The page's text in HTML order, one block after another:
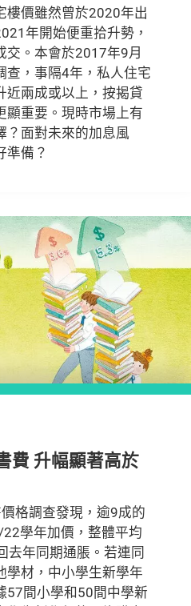
樓價雖然曾於2020年出
年開始便重拾升勢，
交。本會於2017年9月
查，事隔4年，私人住宅
近兩成或以上，按揭貸
顯重要。現時市場上有
？面對未來的加息風
準備？
高於
格調查發現，逾9成的
學年加價，整體平均
去年同期通脹。若連同
學材，中小學生新學年
57間小學和50間中學新